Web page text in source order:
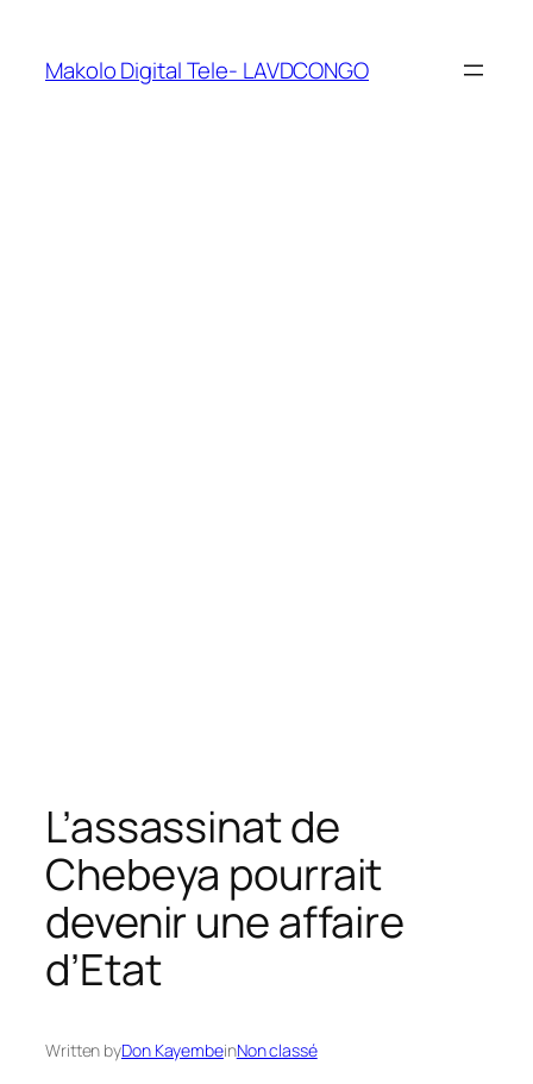
Makolo Digital Tele- LAVDCONGO
L’assassinat de
Chebeya pourrait
devenir une affaire
d’Etat
Written byDon KayembeinNon classé